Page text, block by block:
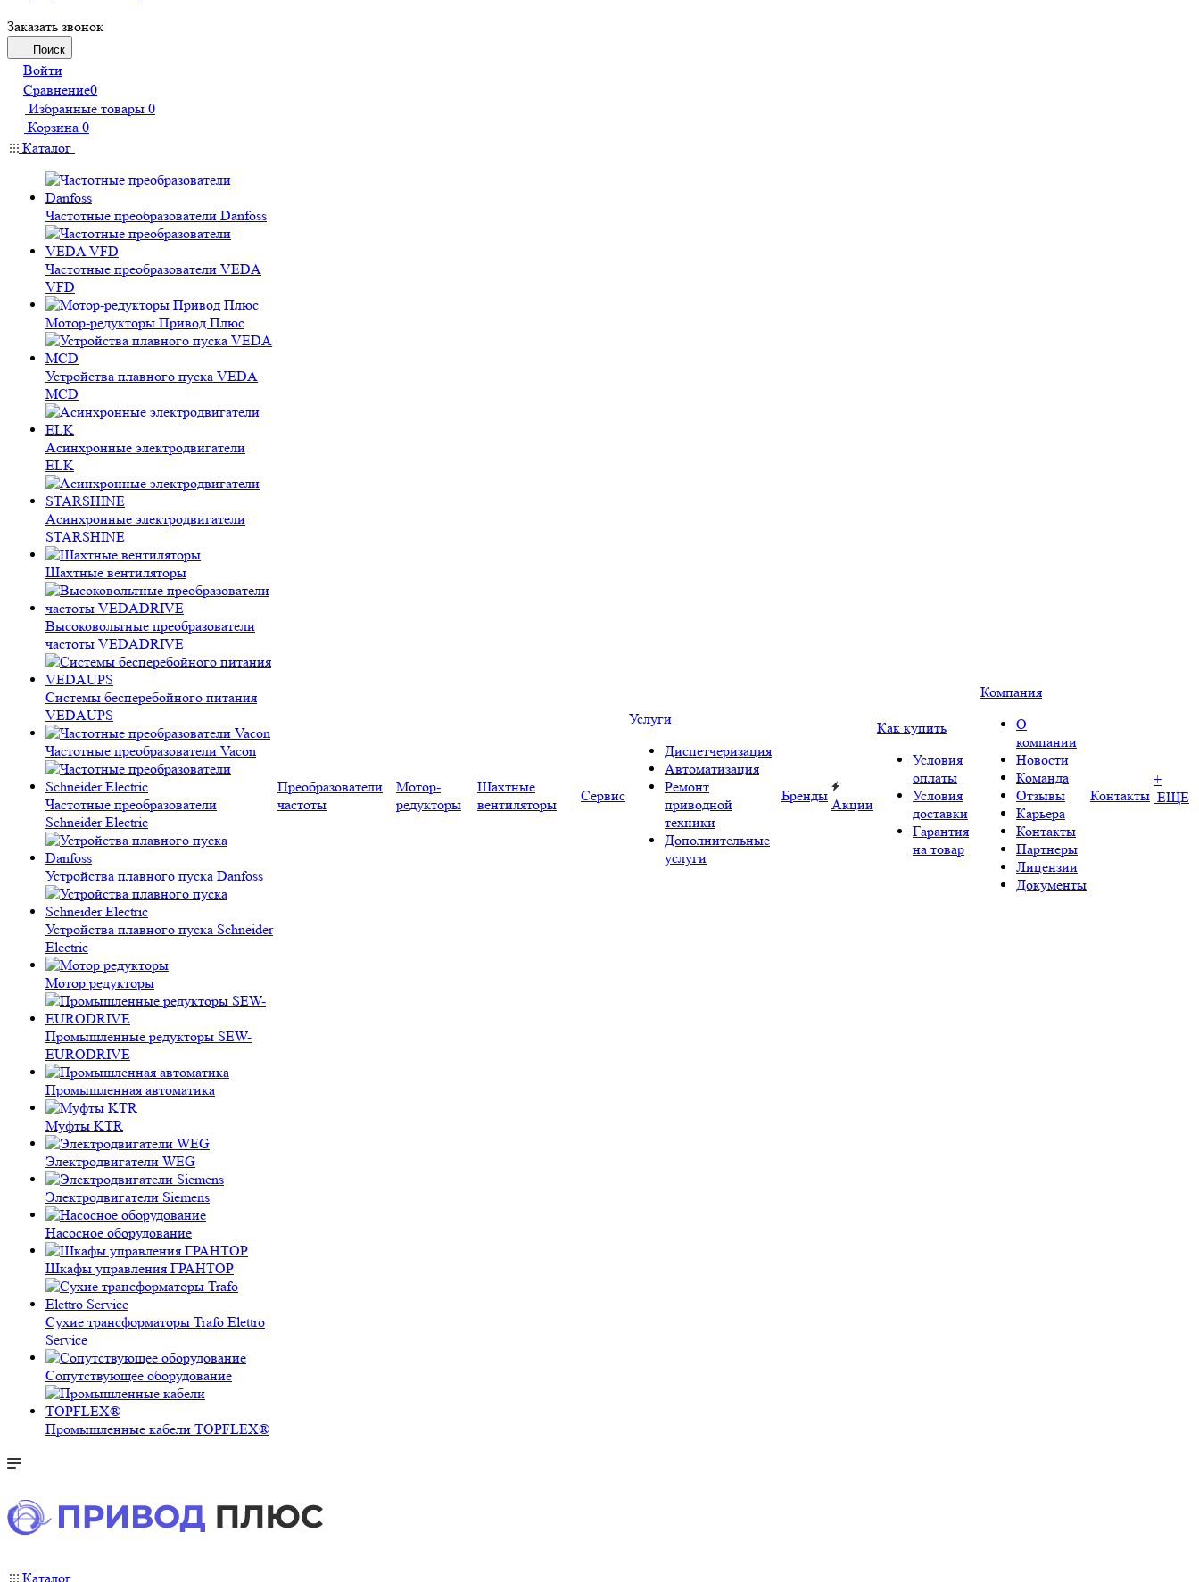
Заказать звонок
Поиск
Войти
Сравнение0
Избранные товары 0
Корзина 0
Каталог
Частотные преобразователи Danfoss
Частотные преобразователи VEDA
VFD
Мотор-редукторы Привод Плюс
Устройства плавного пуска VEDA
MCD
Асинхронные электродвигатели
ELK
Асинхронные электродвигатели
STARSHINE
Шахтные вентиляторы
Высоковольтные преобразователи
частоты VEDADRIVE
Системы бесперебойного питания
VEDAUPS
Частотные преобразователи Vacon
Частотные преобразователи
Schneider Electric
Устройства плавного пуска Danfoss
Устройства плавного пуска Schneider
Electric
Мотор редукторы
Промышленные редукторы SEW-
EURODRIVE
Промышленная автоматика
Муфты KTR
Электродвигатели WEG
Электродвигатели Siemens
Насосное оборудование
Шкафы управления ГРАНТОР
Сухие трансформаторы Trafo Elettro
Service
Сопутствующее оборудование
Промышленные кабели TOPFLEX®
Преобразователи
частоты
Мотор-
редукторы
Шахтные
вентиляторы
Сервис
Услуги
Диспетчеризация
Автоматизация
Ремонт
приводной
техники
Дополнительные
услуги
Бренды
Акции
Как купить
Условия
оплаты
Условия
доставки
Гарантия
на товар
Компания
О
компании
Новости
Команда
Отзывы
Карьера
Контакты
Партнеры
Лицензии
Документы
Контакты
+
ЕЩЕ
Каталог